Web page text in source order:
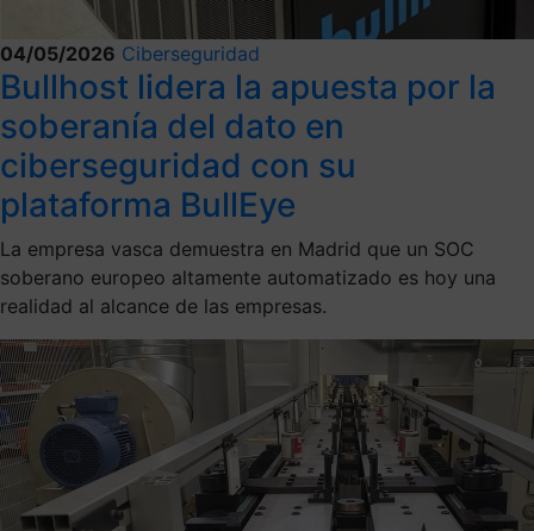
04/05/2026 Ciberseguridad
Bullhost lidera la apuesta por la
soberanía del dato en
ciberseguridad con su
plataforma BullEye
La empresa vasca demuestra en Madrid que un SOC
soberano europeo altamente automatizado es hoy una
realidad al alcance de las empresas.